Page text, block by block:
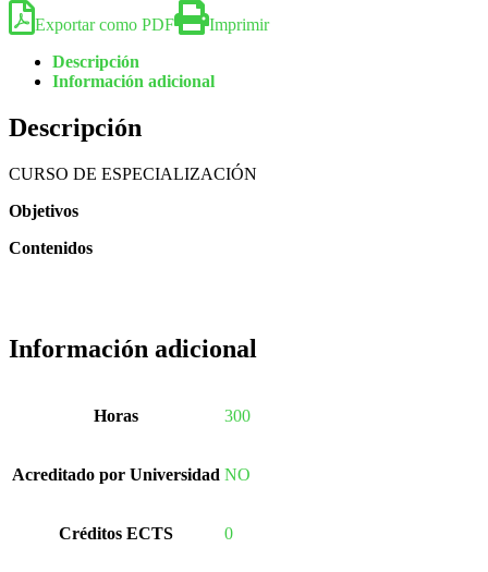
Exportar como PDF
Imprimir
Descripción
Información adicional
Descripción
CURSO DE ESPECIALIZACIÓN
Objetivos
Contenidos
Información adicional
Horas 300
Acreditado por Universidad NO
Créditos ECTS 0